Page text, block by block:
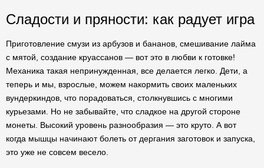
Сладости и пряности: как радует игра
Приготовление смузи из арбузов и бананов, смешивание лайма
с мятой, создание круассанов — вот это в любви к готовке!
Механика такая непринужденная, все делается легко. Дети, а
теперь и мы, взрослые, можем накормить своих маленьких
вундеркиндов, что порадоваться, столкнувшись с многими
курьезами. Но не забывайте, что сладкое на другой стороне
монеты. Высокий уровень разнообразия — это круто. А вот
когда мышцы начинают болеть от дергания заготовок и запуска,
это уже не совсем весело.